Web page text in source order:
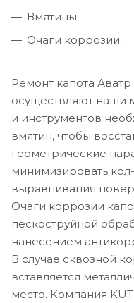
Вмятины;
Очаги коррозии.
Ремонт капота
осуществляют наши
и инструментов
вмятин, чтобы
геометрические
минимизировать
выравнивания
Очаги коррозии
пескоструйной
нанесением
В случае сквозной
вставляется
место. Компания